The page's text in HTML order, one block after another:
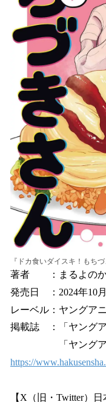
『ドカ食いダイスキ！もち
著者 ：まるよのか
発売日 ：2024年10月
レーベル：ヤングア
掲載誌 ：「ヤングア
「ヤングアニ
https://
【X（旧・Twitter）